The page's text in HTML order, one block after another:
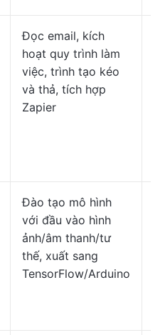
Đọc email, kích
hoạt quy trình làm
việc, trình tạo kéo
và thả, tích hợp
Zapier
Đào tạo mô hình
với đầu vào hình
ảnh/âm thanh/tư
thế, xuất sang
TensorFlow/Arduino